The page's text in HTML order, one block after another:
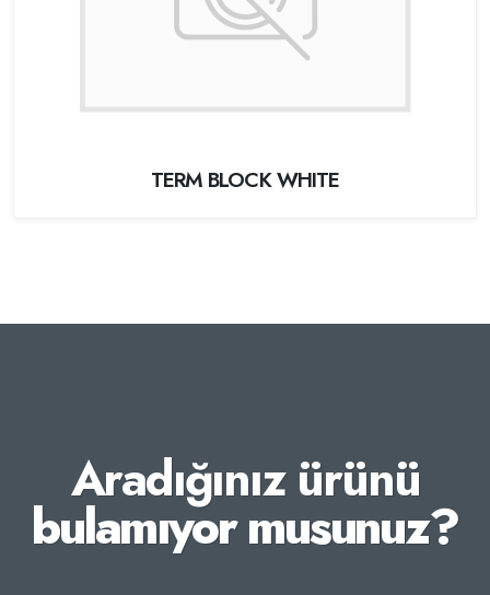
TERM BLOCK WHITE
Aradığınız ürünü
bulamıyor musunuz?